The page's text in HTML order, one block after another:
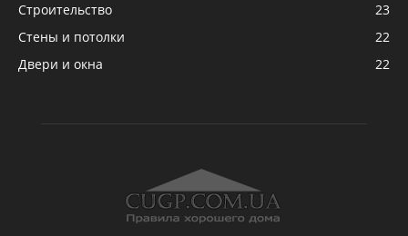
Строительство
23
Стены и потолки
22
Двери и окна
22